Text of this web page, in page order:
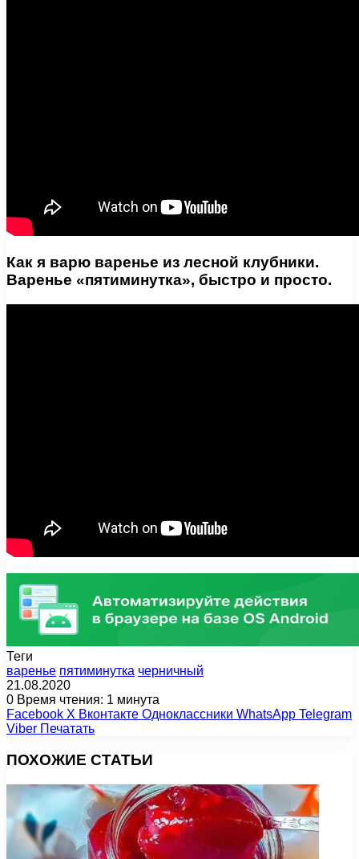
Как я варю варенье из лесной клубники.
Варенье «пятиминутка», быстро и просто.
Теги
варенье пятиминутка черничный
21.08.2020
0 Время чтения: 1 минута
Facebook X Вконтакте Одноклассники WhatsApp Telegram
Viber Печатать
ПОХОЖИЕ СТАТЬИ